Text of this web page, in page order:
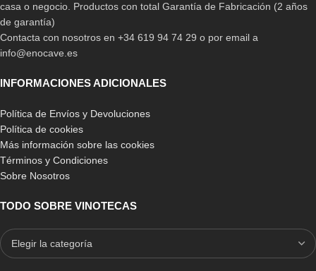
casa o negocio. Productos con total Garantía de Fabricación (2 años
de garantía)
Contacta con nosotros en +34 619 94 74 29 o por email a
info@enocave.es
INFORMACIONES ADICIONALES
Política de Envíos y Devoluciones
Política de cookies
Más información sobre las cookies
Términos y Condiciones
Sobre Nosotros
TODO SOBRE VINOTECAS